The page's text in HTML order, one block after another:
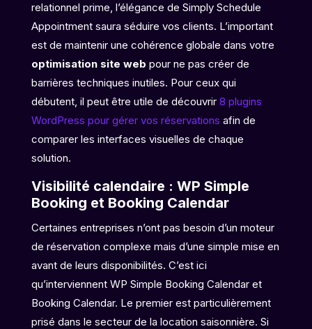
relationnel prime, l’élégance de Simply Schedule
Appointment saura séduire vos clients. L’important
est de maintenir une cohérence globale dans votre
optimisation site web pour ne pas créer de
barrières techniques inutiles. Pour ceux qui
débutent, il peut être utile de découvrir 8 plugins
WordPress pour gérer vos réservations afin de
comparer les interfaces visuelles de chaque
solution.
Visibilité calendaire : WP Simple
Booking et Booking Calendar
Certaines entreprises n’ont pas besoin d’un moteur
de réservation complexe mais d’une simple mise en
avant de leurs disponibilités. C’est ici
qu’interviennent WP Simple Booking Calendar et
Booking Calendar. Le premier est particulièrement
prisé dans le secteur de la location saisonnière. Si